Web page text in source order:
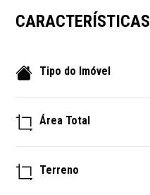
CARACTERÍSTICAS
Tipo do Imóvel
Área Total
Terreno